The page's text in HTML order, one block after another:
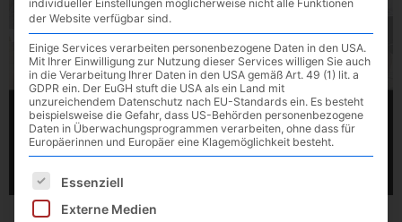
individueller Einstellungen möglicherweise nicht alle Funktionen
der Website verfügbar sind.
Einige Services verarbeiten personenbezogene Daten in den USA.
Mit Ihrer Einwilligung zur Nutzung dieser Services willigen Sie auch
in die Verarbeitung Ihrer Daten in den USA gemäß Art. 49 (1) lit. a
GDPR ein. Der EuGH stuft die USA als ein Land mit
unzureichendem Datenschutz nach EU-Standards ein. Es besteht
beispielsweise die Gefahr, dass US-Behörden personenbezogene
Daten in Überwachungsprogrammen verarbeiten, ohne dass für
Europäerinnen und Europäer eine Klagemöglichkeit besteht.
Es folgt eine Liste der Service-Gruppen, für die eine
Essenziell
Externe Medien